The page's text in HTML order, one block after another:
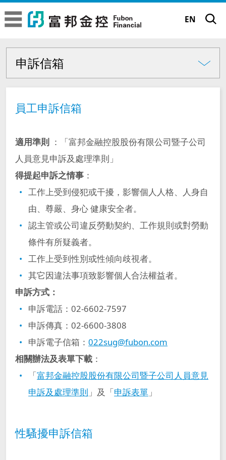
富邦金控
富邦金控
關於富邦金控
富邦金控簡介
專業殊榮
大事記
富邦集團簡介
企業標誌
正向力量 成就可能
Run for Green®
2025富邦金控營運報告
永續願景工程
永續願景工程
董事長的話
低碳
數位
激勵
影響
重大主題鑑別
永續績效與獲獎
年度績效成果
評比及獲獎
永續行動實踐
永續國際倡議
最新 ESG 消息
永續報告書下載
報告書下載
其他 ESG 資料
利害關係人溝通
重大性議題分析
利害關係人溝通頻率
公司治理架構
股東會
致股東報告書
法定揭露事項
股東會資訊
董事會
董事會成員
獨立董事選任資訊
董事會重要決議
功能性委員會
內部稽核組織及運作
公司重要章則
新聞中心
人才招募
焦點職缺與查詢
職涯發展
甄選常見問題
與我們聯繫
創新科技
投資人關係
金控成員
越南富邦人壽
EN
公司治理 申訴信箱
申訴信箱
公司治理現況
公司治理架構
股東會
致股東報告書
法定揭露事項
股東會資訊
董事會
董事會成員
獨立董事選任資訊
董事會重要決議
董事會 (含功能性委員會) 績效評估
董事會出席情形
董事進修
功能性委員會
內部稽核組織及運作
公司重要章則
獨立董事信箱
申訴信箱
智慧財產管理計畫及執行情況
線上文件
公司治理運作情形
誠信經營運作情形
獨立董事與稽核主管及會計師溝通情形
員工申訴信箱
適用準則：「富邦金融控股股份有限公司暨子公司
人員意見申訴及處理準則」
得提起申訴之情事：
工作上受到侵犯或干擾，影響個人人格、人身自
由、尊嚴、身心 健康安全者。
認主管或公司違反勞動契約、工作規則或對勞動
條件有所疑義者。
工作上受到性別或性傾向歧視者。
其它因違法事項致影響個人合法權益者。
申訴方式：
申訴電話：02-6602-7597
申訴傳真：02-6600-3808
申訴電子信箱：022sug@fubon.com
相關辦法及表單下載：
「富邦金融控股股份有限公司暨子公司人員意見
申訴及處理準則 」及「申訴表單 」
性騷擾申訴信箱